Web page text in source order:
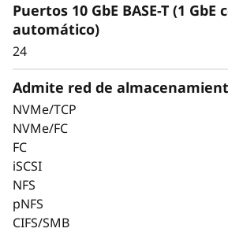
disponibles y
Puertos 10 GbE BASE-T (1 GbE
automático)
24
Admite red de
NVMe/TCP
NVMe/FC
FC
iSCSI
NFS
pNFS
CIFS/SMB